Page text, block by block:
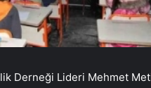
Derneği Lideri Mehmet